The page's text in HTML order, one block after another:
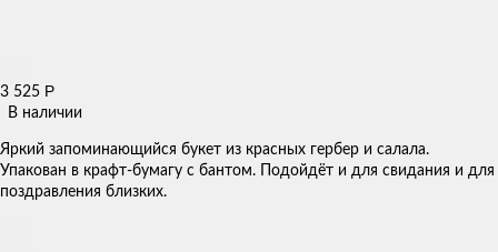
3 525 Р
В наличии
Яркий запоминающийся букет из красных гербер и салала.
Упакован в крафт-бумагу с бантом. Подойдёт и для свидания и для
поздравления близких.